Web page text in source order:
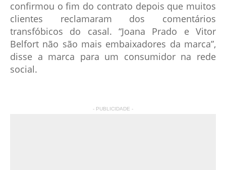
confirmou o fim do contrato depois que muitos
clientes reclamaram dos comentários
transfóbicos do casal. “Joana Prado e Vitor
Belfort não são mais embaixadores da marca”,
disse a marca para um consumidor na rede
social.
- PUBLICIDADE -